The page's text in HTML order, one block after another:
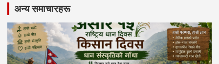
अन्य समाचारहरू